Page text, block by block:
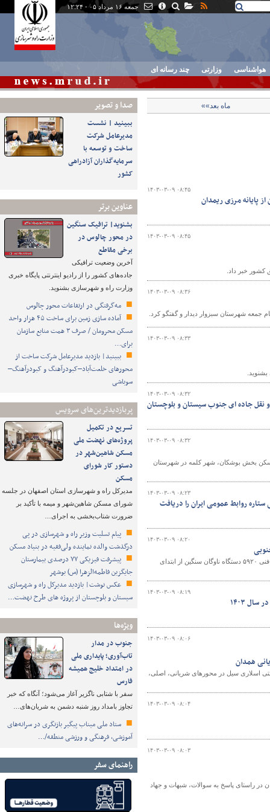
جمعه ۱۶ مرداد ۰۵ - ۱۲:۲۴
هواشناسی وزارتی چند رسانه ای
صدا و تصوير
ببینید | نشست
مدیرعامل شرکت
ساخت و توسعه با
سرمایه‌گذاران آزادراهی
کشور
عناوین برتر
بشنوید| ترافیک سنگین
در محور چالوس در
برخی مقاطع
آخرین وضعیت ترافیکی
جاده‌های کشور را از رادیو اینترنتی پایگاه خبری
وزارت راه و شهرسازی بشنوید.
مه‌گرفتگی در ارتفاعات محور چالوس
آماده سازی زمین برای ساخت ۴۵ هزار واحد
مسکن محرومان / صرف ۳ همت منابع سازمان
برای…
ببینید| بازدید مدیرعامل شرکت ساخت از
محورهای خلعت‌آباد–کبودرآهنگ و کبودرآهنگ–
سوباشی
پربازدیدترین‌های سرویس
تسریع در تکمیل
پروژه‌های نهضت ملی
مسکن شاهین‌شهر در
دستور کار شورای
مسکن
مدیرکل راه و شهرسازی استان اصفهان در جلسه
شورای مسکن شاهین‌شهر و میمه با تأکید بر
ضرورت شتاب‌بخشی به اجرای…
پیام تسلیت وزیر راه و شهرسازی در پی
درگذشت والده نماینده ولی‌فقیه در بنیاد مسکن
پیشرفت فیزیکی ۷۷ درصدی بیمارستان
جایگزین فاطمه‌الزهرا (س) بوشهر
عکس نوشت| بازدید مدیرکل راه و شهرسازی
سیستان و بلوچستان از پروژه های طرح نهضت…
ویژه‌ها
جنوب در مدار
تاب‌آوری؛ پایداری ملی
در امتداد خلیج همیشه
فارس
سفر با شتابی ناگزیر آغاز می‌شود؛ آنگاه که خبر
تجاوز بامداد روز شنبه دشمن به شریان‌های…
ستاد ملی میناب پیگیر بازنگری در سرانه‌های
آموزشی، فرهنگی و ورزشی منطقه/…
راهنمای سفر
ماه بعد»»
۱۴۰۳-۰۳-۰۹ ۰۸:۴۵
پایانه مرزی ریمدان
۱۴۰۳-۰۳-۰۹ ۰۸:۴۵
کشور خبر داد.
۱۴۰۳-۰۳-۰۹ ۰۸:۳۶
جمعه شهرستان سبزوار دیدار و گفتگو کرد.
۱۴۰۳-۰۳-۰۹ ۰۸:۳۳
۱۴۰۳-۰۳-۰۹ ۰۸:۳۲
۱۴۰۳-۰۳-۰۹ ۰۸:۳۲
بخش بوشکان، شهر کلمه در شهرستان
۱۴۰۳-۰۳-۰۹ ۰۸:۲۳
روابط عمومی ایران را دریافت
۱۴۰۳-۰۳-۰۹ ۰۸:۲۰
معاون حمل و نقل اداره کل راهداری و حمل ونقل جاده ای خراسان جنوبی از انجام معاینه فنی ۵۹۲۰ دستگاه ناوگان سنگین از ابتدای
۱۴۰۳-۰۳-۰۹ ۰۸:۱۹
۱۴۰۳
۱۴۰۳-۰۳-۰۹ ۰۸:۰۶
همدان
اسلاری سیل در محورهای شریانی، اصلی،
۱۴۰۳-۰۳-۰۹ ۰۸:۰۴
۱۴۰۳-۰۳-۰۹ ۰۸:۰۳
در راستای پاسخ به سوالات، شبهات و جهاد